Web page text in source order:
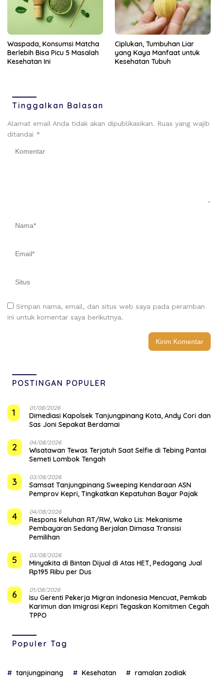
Waspada, Konsumsi Matcha
Berlebih Bisa Picu 5 Masalah
Kesehatan Ini
Ciplukan, Tumbuhan Liar
yang Kaya Manfaat untuk
Kesehatan Tubuh
Tinggalkan Balasan
Alamat email Anda tidak akan dipublikasikan. Ruas yang wajib
ditandai *
Simpan nama, email, dan situs web saya pada peramban
ini untuk komentar saya berikutnya.
POSTINGAN POPULER
1 01/08/2026
Dimediasi Kapolsek Tanjungpinang Kota, Andy Cori dan
Sas Joni Sepakat Berdamai
2 04/08/2026
Wisatawan Tewas Terjatuh Saat Selfie di Tebing Pantai
Semeti Lombok Tengah
3 03/08/2026
Samsat Tanjungpinang Sweeping Kendaraan ASN
Pemprov Kepri, Tingkatkan Kepatuhan Bayar Pajak
4 04/08/2026
‎Respons Keluhan RT/RW, Wako Lis: Mekanisme
Pembayaran Sedang Berjalan Dimasa Transisi
Pemilihan
5 03/08/2026
Minyakita di Bintan Dijual di Atas HET, Pedagang Jual
Rp195 Ribu per Dus
6 01/08/2026
Isu Gerenti Pekerja Migran Indonesia Mencuat, Pemkab
Karimun dan Imigrasi Kepri Tegaskan Komitmen Cegah
TPPO
Populer Tag
tanjungpinang Kesehatan ramalan zodiak